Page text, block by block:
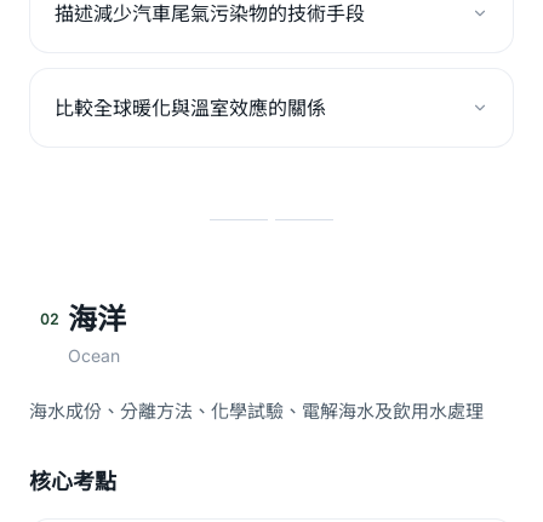
描述減少汽車尾氣污染物的技術手段
比較全球暖化與溫室效應的關係
02 海洋
Ocean
海水成份、分離方法、化學試驗、電解海水及飲用水處理
核心考點